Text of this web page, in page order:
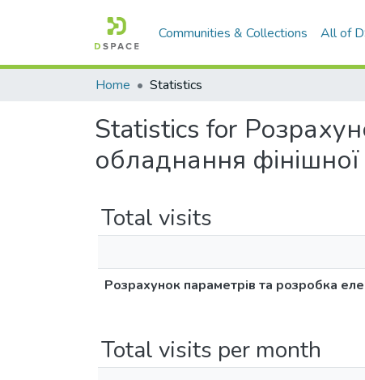
Communities & Collections All of
Home Statistics
Statistics for
обладнання
Total visits
Розрахунок параметрів та розробка
Total visits per month